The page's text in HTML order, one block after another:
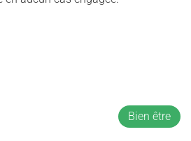
Bien être